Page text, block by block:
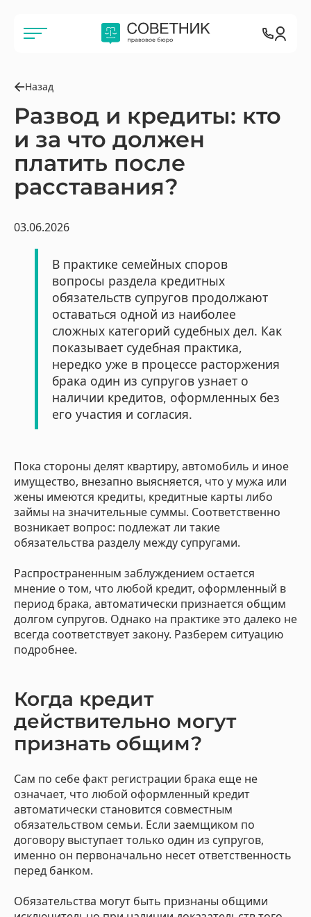
Назад
Развод и кредиты: кто
и за что должен
платить после
расставания?
03.06.2026
В практике семейных споров
вопросы раздела кредитных
обязательств супругов продолжают
оставаться одной из наиболее
сложных категорий судебных дел. Как
показывает судебная практика,
нередко уже в процессе расторжения
брака один из супругов узнает о
наличии кредитов, оформленных без
его участия и согласия.
Пока стороны делят квартиру, автомобиль и иное
имущество, внезапно выясняется, что у мужа или
жены имеются кредиты, кредитные карты либо
займы на значительные суммы. Соответственно
возникает вопрос: подлежат ли такие
обязательства разделу между супругами.
Распространенным заблуждением остается
мнение о том, что любой кредит, оформленный в
период брака, автоматически признается общим
долгом супругов. Однако на практике это далеко не
всегда соответствует закону. Разберем ситуацию
подробнее.
Когда кредит
действительно могут
признать общим?
Сам по себе факт регистрации брака еще не
означает, что любой оформленный кредит
автоматически становится совместным
обязательством семьи. Если заемщиком по
договору выступает только один из супругов,
именно он первоначально несет ответственность
перед банком.
Обязательства могут быть признаны общими